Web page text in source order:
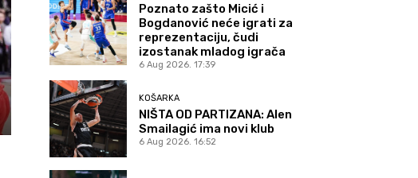
Poznato zašto Micić i
Bogdanović neće igrati za
reprezentaciju, čudi
izostanak mladog igrača
6 Aug 2026. 17:39
KOŠARKA
NIŠTA OD PARTIZANA: Alen
Smailagić ima novi klub
6 Aug 2026. 16:52